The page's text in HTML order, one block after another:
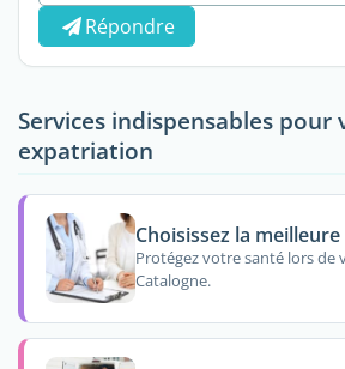
Répondre
Services indispensables pour
expatriation
Choisissez la
Protégez votre santé lors
Catalogne.